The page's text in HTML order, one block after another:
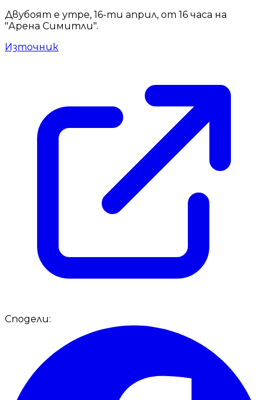
Двубоят е утре, 16-ти април, от 16 часа на
"Арена Симитли".
Източник
Сподели: